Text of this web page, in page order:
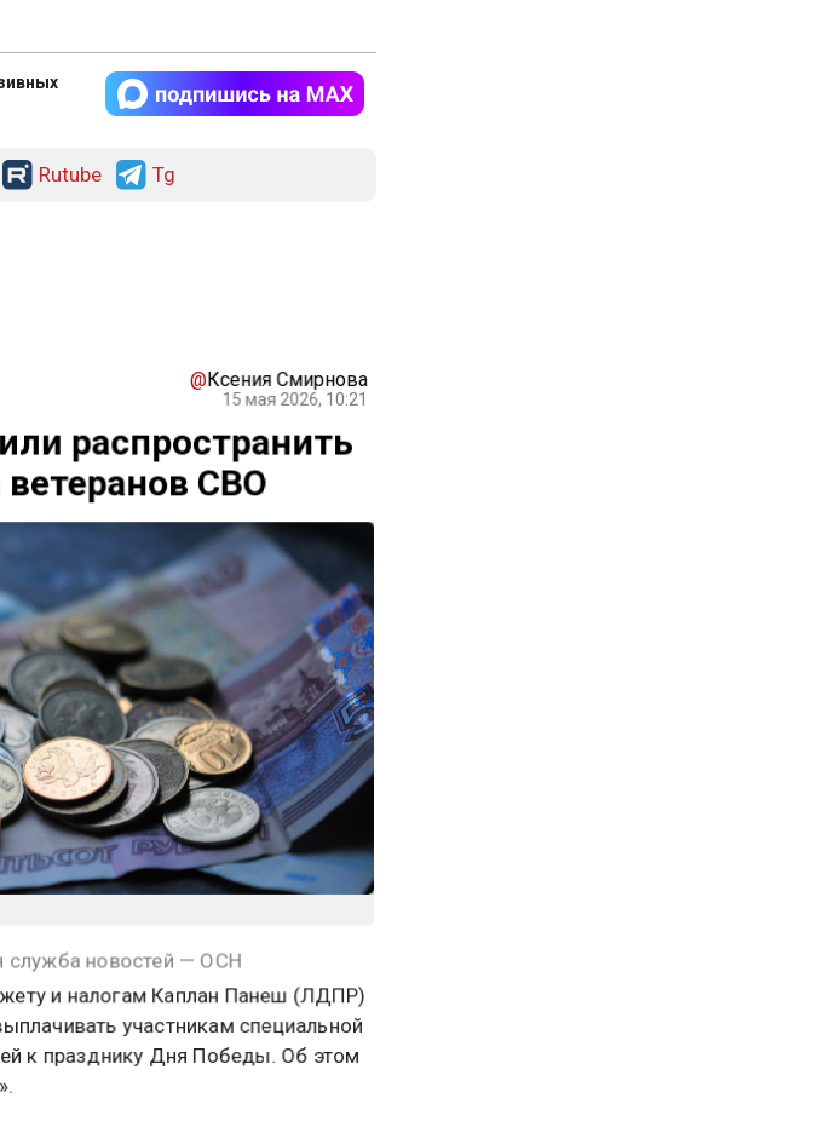
Rutube Tg
Ксения Смирнова
распространить
СВО
новостей — ОСН
и налогам Каплан Панеш (ЛДПР)
участникам специальной
к празднику Дня Победы. Об этом